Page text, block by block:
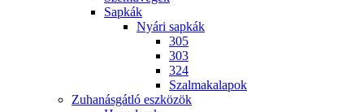
Sapkák
Nyári sapkák
305
303
324
Szalmakalapok
Zuhanásgátló eszközök